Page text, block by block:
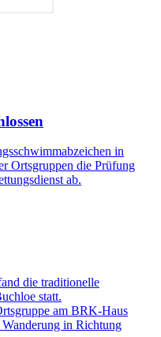
in
Ortsgruppen die Prüfung
ab.
die traditionelle
statt.
am BRK-Haus
in Richtung